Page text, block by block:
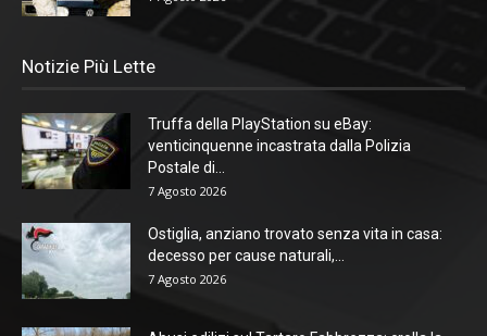
Notizie Più Lette
Truffa della PlayStation su eBay:
venticinquenne incastrata dalla Polizia
Postale di...
7 Agosto 2026
Ostiglia, anziano trovato senza vita in casa:
decesso per cause naturali,...
7 Agosto 2026